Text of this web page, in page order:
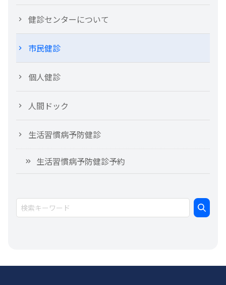
健診センターについて
市民健診
個人健診
人間ドック
生活習慣病予防健診
生活習慣病予防健診予約